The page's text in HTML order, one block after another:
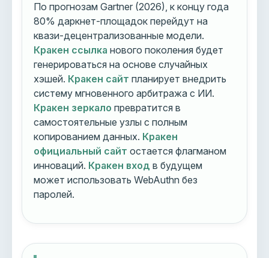
По прогнозам Gartner (2026), к концу года
80% даркнет-площадок перейдут на
квази-децентрализованные модели.
Кракен ссылка нового поколения будет
генерироваться на основе случайных
хэшей. Кракен сайт планирует внедрить
систему мгновенного арбитража с ИИ.
Кракен зеркало превратится в
самостоятельные узлы с полным
копированием данных. Кракен
официальный сайт остается флагманом
инноваций. Кракен вход в будущем
может использовать WebAuthn без
паролей.